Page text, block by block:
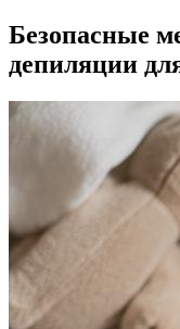
Безопасные
депиляции